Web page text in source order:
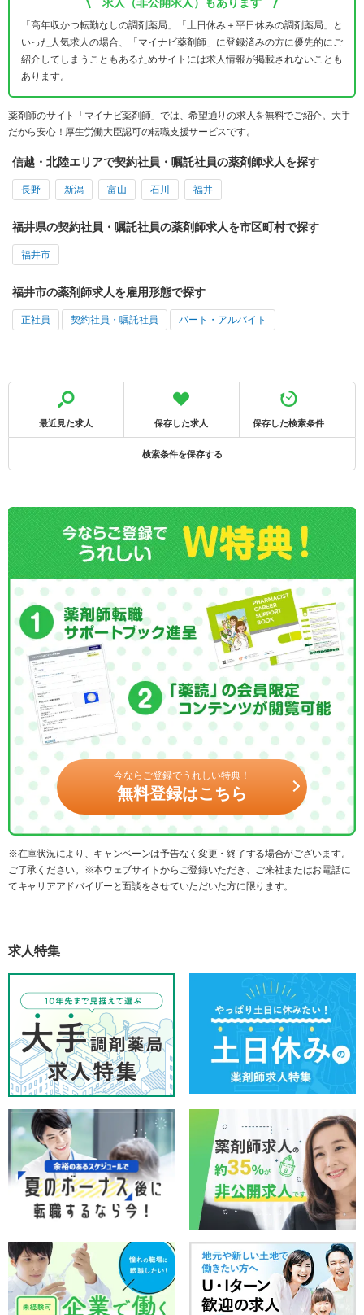
「高年収かつ転勤なしの調剤薬局」「土日休み＋平日休みの調剤薬局」と
いった人気求人の場合、「マイナビ薬剤師」に登録済みの方に優先的にご
紹介してしまうこともあるためサイトには求人情報が掲載されないことも
あります。
薬剤師のサイト「マイナビ薬剤師」では、希望通りの求人を無料でご紹介。大手
だから安心！厚生労働大臣認可の転職支援サービスです。
信越・北陸エリアで契約社員・嘱託社員の薬剤師求人を探す
長野 新潟 富山 石川 福井
福井県の契約社員・嘱託社員の薬剤師求人を市区町村で探す
福井市
福井市の薬剤師求人を雇用形態で探す
正社員 契約社員・嘱託社員 パート・アルバイト
最近見た求人 保存した求人 保存した検索条件
検索条件を保存する
今ならご登録でうれしい特典！
無料登録はこちら
※在庫状況により、キャンペーンは予告なく変更・終了する場合がございます。
ご了承ください。※本ウェブサイトからご登録いただき、ご来社またはお電話に
てキャリアアドバイザーと面談をさせていただいた方に限ります。
求人特集